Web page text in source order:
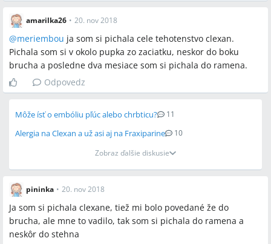
amarilka26 • 20. nov 2018
@meriembou ja som si pichala cele tehotenstvo clexan.
Pichala som si v okolo pupka zo zaciatku, neskor do boku
brucha a posledne dva mesiace som si pichala do ramena.
Odpovedz
Môže ísť o embóliu pľúc alebo chrbticu? 11
Alergia na Clexan a už asi aj na Fraxiparine
10
Zobraz ďalšie diskusie
pininka • 20. nov 2018
Ja som si pichala clexane, tiež mi bolo povedané že do
brucha, ale mne to vadilo, tak som si pichala do ramena a
neskôr do stehna